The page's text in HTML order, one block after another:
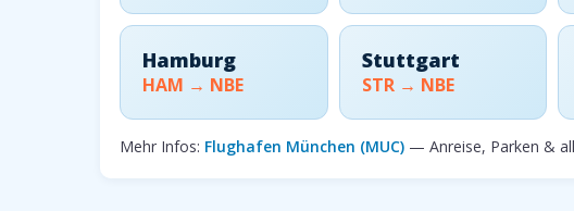
Hamburg
HAM → NBE
Stuttgart
STR → NBE
Mehr Infos: Flughafen München (MUC) — Anreise, Parken &